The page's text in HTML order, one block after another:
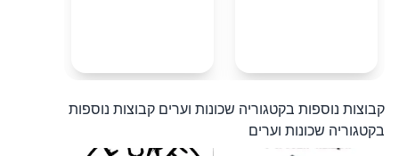
קבוצות נוספות בקטגוריה שכונות וערים קבוצות נוספות
בקטגוריה שכונות וערים